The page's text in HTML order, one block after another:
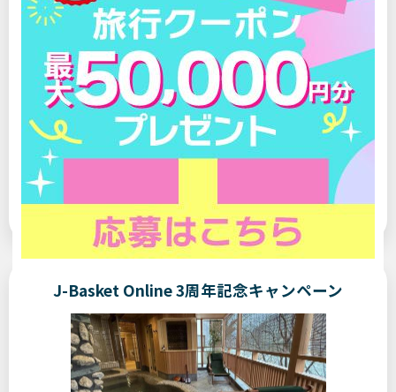
温泉 登録なしで読めます
2025/08/08
連載
新潟県
温泉ソムリエが選ぶ！ 身も心もいやされる「旬の湯宿」
Vol.15
【新潟県・村杉温泉「長生館」】夏の疲れをいや
せる “冷たい温泉”
J-Basket Online 3周年記念キャンペーン